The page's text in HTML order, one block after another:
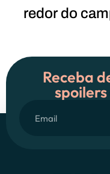
redor do
Receba